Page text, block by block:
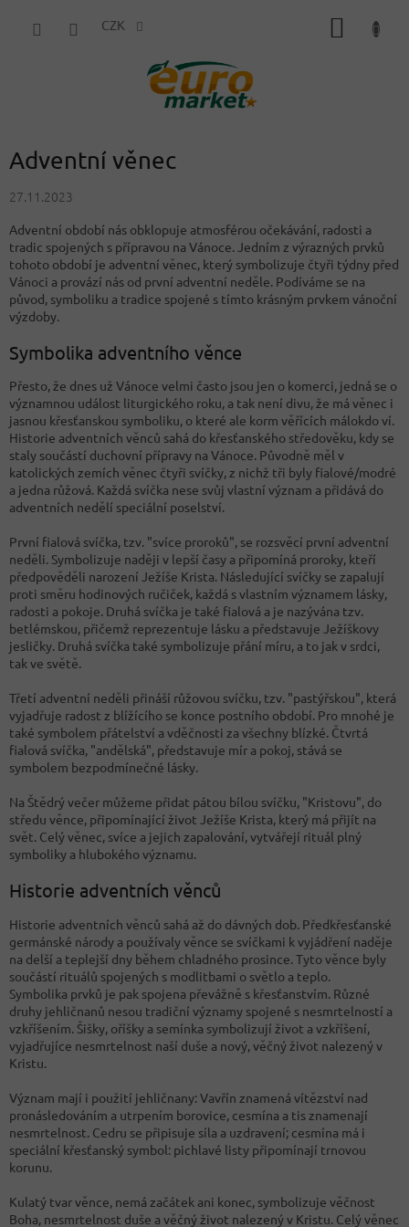
CZK
Adventní věnec
27.11.2023
Adventní období nás obklopuje atmosférou očekávání, radosti a
tradic spojených s přípravou na Vánoce. Jedním z výrazných prvků
tohoto období je adventní věnec, který symbolizuje čtyři týdny před
Vánoci a provází nás od první adventní neděle. Podíváme se na
původ, symboliku a tradice spojené s tímto krásným prvkem vánoční
výzdoby.
Symbolika adventního věnce
Přesto, že dnes už Vánoce velmi často jsou jen o komerci, jedná se o
významnou událost liturgického roku, a tak není divu, že má věnec i
jasnou křesťanskou symboliku, o které ale korm věřících málokdo ví.
Historie adventních věnců sahá do křesťanského středověku, kdy se
staly součástí duchovní přípravy na Vánoce. Původně měl v
katolických zemích věnec čtyři svíčky, z nichž tři byly fialové/modré
a jedna růžová. Každá svíčka nese svůj vlastní význam a přidává do
adventních nedělí speciální poselství.
První fialová svíčka, tzv. "svíce proroků", se rozsvěcí první adventní
neděli. Symbolizuje naději v lepší časy a připomíná proroky, kteří
předpověděli narození Ježíše Krista. Následující svíčky se zapalují
proti směru hodinových ručiček, každá s vlastním významem lásky,
radosti a pokoje. Druhá svíčka je také fialová a je nazývána tzv.
betlémskou, přičemž reprezentuje lásku a představuje Ježíškovy
jesličky. Druhá svíčka také symbolizuje přání míru, a to jak v srdci,
tak ve světě.
Třetí adventní neděli přináší růžovou svíčku, tzv. "pastýřskou", která
vyjadřuje radost z blížícího se konce postního období. Pro mnohé je
také symbolem přátelství a vděčnosti za všechny blízké. Čtvrtá
fialová svíčka, "andělská", představuje mír a pokoj, stává se
symbolem bezpodmínečné lásky.
Na Štědrý večer můžeme přidat pátou bílou svíčku, "Kristovu", do
středu věnce, připomínající život Ježíše Krista, který má přijít na
svět. Celý věnec, svíce a jejich zapalování, vytvářejí rituál plný
symboliky a hlubokého významu.
Historie adventních věnců
Historie adventních věnců sahá až do dávných dob. Předkřesťanské
germánské národy a používaly věnce se svíčkami k vyjádření naděje
na delší a teplejší dny během chladného prosince. Tyto věnce byly
součástí rituálů spojených s modlitbami o světlo a teplo.
Symbolika prvků je pak spojena převážně s křesťanstvím. Různé
druhy jehličnanů nesou tradiční významy spojené s nesmrtelností a
vzkříšením. Šišky, oříšky a semínka symbolizují život a vzkříšení,
vyjadřujíce nesmrtelnost naší duše a nový, věčný život nalezený v
Kristu.
Význam mají i použití jehličnany: Vavřín znamená vítězství nad
pronásledováním a utrpením borovice, cesmína a tis znamenají
nesmrtelnost. Cedru se připisuje síla a uzdravení; cesmína má i
speciální křesťanský symbol: pichlavé listy připomínají trnovou
korunu.
Kulatý tvar věnce, nemá začátek ani konec, symbolizuje věčnost
Boha, nesmrtelnost duše a věčný život nalezený v Kristu. Celý věnec